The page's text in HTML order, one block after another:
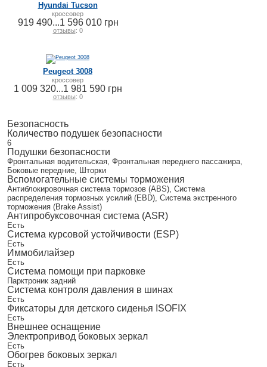
Hyundai Tucson
кроссовер
919 490...1 596 010 грн
отзывы: 0
Peugeot 3008
кроссовер
1 009 320...1 981 590 грн
отзывы: 0
Безопасность
Количество подушек безопасности
6
Подушки безопасности
Фронтальная водительская, Фронтальная переднего пассажира,
Боковые передние, Шторки
Вспомогательные системы торможения
Антиблокировочная система тормозов (ABS), Система
распределения тормозных усилий (EBD), Система экстренного
торможения (Brake Assist)
Антипробуксовочная система (ASR)
Есть
Система курсовой устойчивости (ESP)
Есть
Иммобилайзер
Есть
Система помощи при парковке
Парктроник задний
Система контроля давления в шинах
Есть
Фиксаторы для детского сиденья ISOFIX
Есть
Внешнее оснащение
Электропривод боковых зеркал
Есть
Обогрев боковых зеркал
Есть